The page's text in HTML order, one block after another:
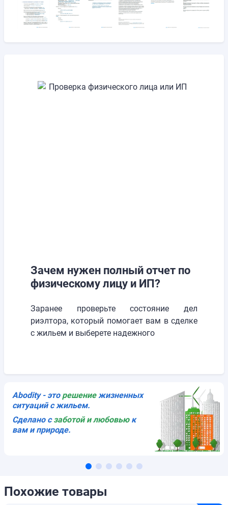
Зачем нужен полный отчет по
физическому лицу и ИП?
Заранее проверьте состояние дел
риэлтора, который помогает вам в сделке
с жильем и выберете надежного
Abodity - это решениe жизненных
ситуаций с жильем.
Сделано с заботой и любовью к
вам и природе.
Похожие товары